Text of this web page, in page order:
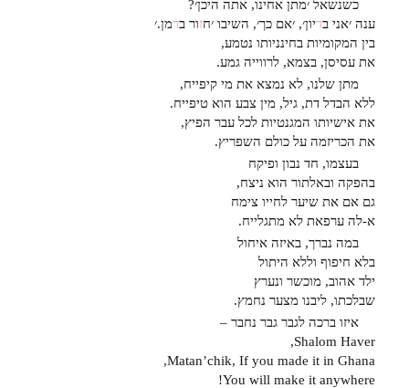
כשנשאל ׳מתן אחינו, אתה היכן׳?
ענה ׳אני בדיון׳, ׳אם כך׳, השיבו ׳חזור בדמן.׳
בין המקומיות בחינניותו נטמע,
את עסיסן, בצמא, לרווייה גמע.
מתן שלנו, לא נמצא את מי קיפייח,
ללא הבדל דת, גיל, מין צבע הוא טיפייח.
את אישיותו המגנטיות לכל עבר הפיץ,
את הכריזמה על כולם השפריץ.
בעצמו, חד נבון ופיקח
בהפקה ובאלתור הוא ניצח,
גם אם את שיער לחייו צימח
א-לה ערפאת לא מתגלייח.
במה נברך, באיזה איחול
בלא חיפוף וללא היתול
ילד אהוב, מוכשר ונערץ
שבלכתו, ליבנו מצער נחמץ.
איזו ברכה לגבר גבר נחבר –
Shalom Haver,
Matan’chik, If you made it in Ghana,
You will make it anywhere!